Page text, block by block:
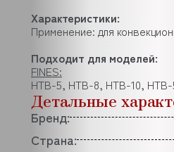
Характеристики:
Применение: для
Подходит для моделей:
FINES:
НTB-5, НTB-8, НTB-10,
Детальные
Бренд:
Страна: